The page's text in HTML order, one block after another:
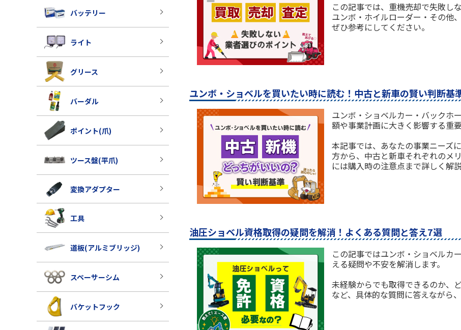
この記事では、重機売却で失敗し
ユンボ・ホイルローダー・その他
ぜひ参考にしてください。
ユンボ・ショベルを買いたい時に読む！中古と新車の賢い判断基
ユンボ・ショベルカー・バックホ
額や事業計画に大きく影響する重
本記事では、あなたの事業ニーズ
方から、中古と新車それぞれのメ
には購入時の注意点まで詳しく解説
油圧ショベル資格取得の疑問を解消！よくある質問と答え7選
この記事ではユンボ・ショベルカ
える疑問や不安を解消します。
未経験からでも取得できるのか、
など、具体的な質問に答えながら
バッテリー
ライト
グリース
バーダル
ポイント(爪)
ツース盤(平爪)
変換アダプター
工具
道板(アルミブリッジ)
スペーサーシム
バケットフック